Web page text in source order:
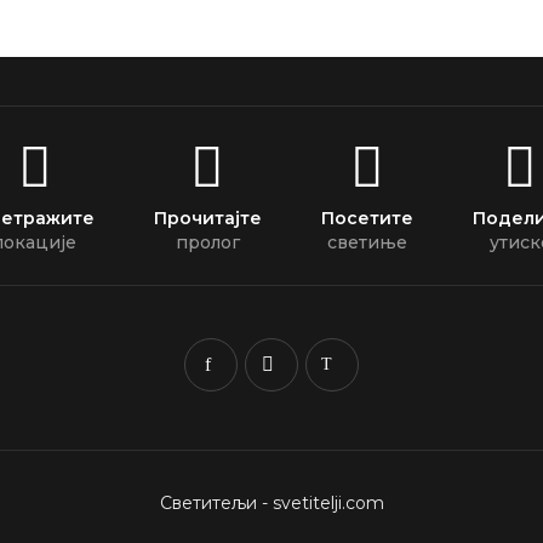
Прочитајте
пролог
Посетите
светиње
Светитељи - svetitelji.com